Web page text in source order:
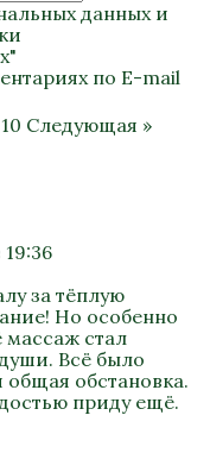
данныхи
по E-mail
10 Следующая »
19:36
за тёплую
Но особенно
массаж стал
Всё было
общая обстановка.
приду ещё.